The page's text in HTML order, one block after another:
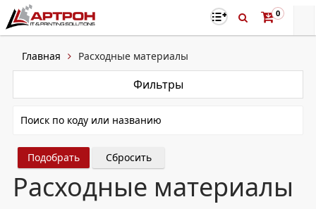
0
Главная Расходные материалы
Фильтры
Сбросить
Расходные материалы